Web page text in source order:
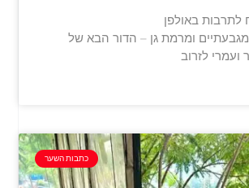
באולפן
ומרמת גן – הדור הבא של
לזרוב
כתבות השער